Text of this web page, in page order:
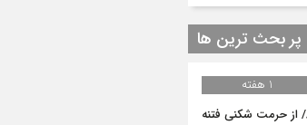
پر بحث ترین ها
1 هفته
طوفان سهمگین فتنه ۸۸/ از حرمت شکنی فتنه